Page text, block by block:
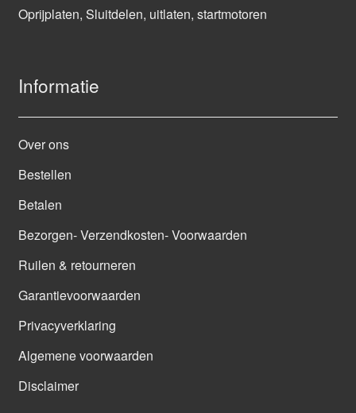
Oprijplaten, Sluitdelen, uitlaten, startmotoren
Informatie
Over ons
Bestellen
Betalen
Bezorgen- Verzendkosten- Voorwaarden
Ruilen & retourneren
Garantievoorwaarden
Privacyverklaring
Algemene voorwaarden
Disclaimer